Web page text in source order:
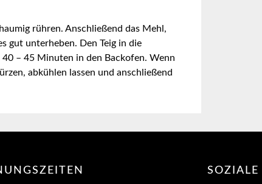
rühren. Anschließend das Mehl,
gut unterheben. Den Teig in die
– 45 Minuten in den Backofen. Wenn
abkühlen lassen und anschließend
SOZIALE